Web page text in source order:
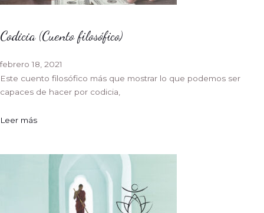
Codicia (Cuento filosófico)
febrero 18, 2021
Este cuento filosófico más que mostrar lo que podemos ser
capaces de hacer por codicia,
Leer más